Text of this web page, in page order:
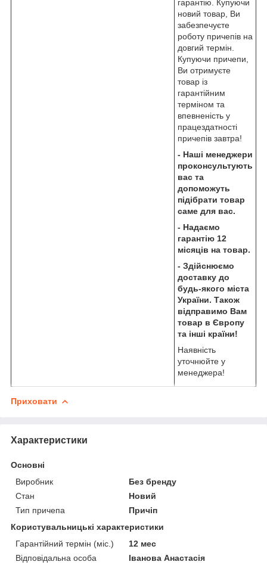
гарантію. Купуючи
новий товар, Ви
забезпечуєте
роботу причепів на
довгий термін.
Купуючи причепи,
Ви отримуєте
товар із
гарантійним
терміном та
впевненість у
працездатності
причепів завтра!
- Наші менеджери
проконсультують
вас та
допоможуть
підібрати товар
саме для вас.
- Надаємо
гарантію 12
місяців на товар.
- Здійснюємо
доставку до
будь-якого міста
України. Також
відправимо Вам
товар в Європу
та інші країни!
Наявність
уточнюйте у
менеджера!
Приховати
Характеристики
Основні
Виробник
Без бренду
Стан
Новий
Тип причепа
Причіп
Користувальницькі характеристики
Гарантійний термін (міс.)
12 мес
Відповідальна особа
Іванова Анастасія